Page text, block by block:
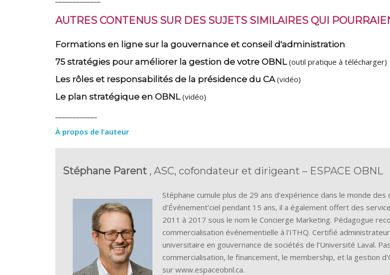
AUTRES CONTENUS SUR DES SUJETS SIMILAIRES QUI
Formations en ligne sur la gouvernance et conseil d'administration
75 stratégies pour améliorer la gestion de votre OBNL(outil pratique à télécharger)
Les rôles et responsabilités de la présidence du CA(vidéo)
Le plan stratégique en OBNL(vidéo)
À propos de l’auteur
Stéphane Parent , ASC, cofondateur et dirigeant – ESPACE OBNL
Stéphane cumule plus de 29 ans d'expérience dans le monde
d'Événement’ciel pendant 15 ans, il a également offert des
2011 à 2017 sous le nom le Concierge Marketing. Pédagogue
commercialisation événementielle à l'ITHQ. Certifié
universitaire en gouvernance de sociétés de l’Université Laval.
commercialisation, le financement, le membership, et la gestion
sur www.espaceobnl.ca.